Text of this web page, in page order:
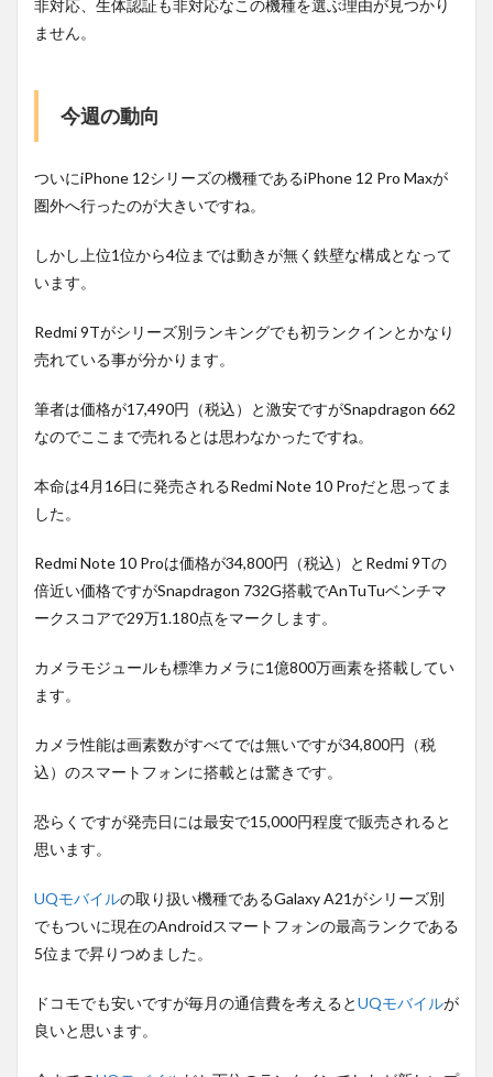
非対応、生体認証も非対応なこの機種を選ぶ理由が見つかり
ません。
今週の動向
ついにiPhone 12シリーズの機種であるiPhone 12 Pro Maxが
圏外へ行ったのが大きいですね。
しかし上位1位から4位までは動きが無く鉄壁な構成となって
います。
Redmi 9Tがシリーズ別ランキングでも初ランクインとかなり
売れている事が分かります。
筆者は価格が17,490円（税込）と激安ですがSnapdragon 662
なのでここまで売れるとは思わなかったですね。
本命は4月16日に発売されるRedmi Note 10 Proだと思ってま
した。
Redmi Note 10 Proは価格が34,800円（税込）とRedmi 9Tの
倍近い価格ですがSnapdragon 732G搭載でAnTuTuベンチマ
ークスコアで29万1.180点をマークします。
カメラモジュールも標準カメラに1億800万画素を搭載してい
ます。
カメラ性能は画素数がすべてでは無いですが34,800円（税
込）のスマートフォンに搭載とは驚きです。
恐らくですが発売日には最安で15,000円程度で販売されると
思います。
UQモバイルの取り扱い機種であるGalaxy A21がシリーズ別
でもついに現在のAndroidスマートフォンの最高ランクである
5位まで昇りつめました。
ドコモでも安いですが毎月の通信費を考えるとUQモバイルが
良いと思います。